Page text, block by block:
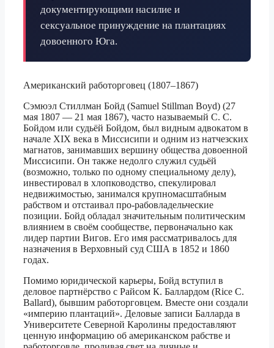
документирующими насилие и
сексуальное принуждение на плантациях
довоенного Юга.
Американский работорговец (1807–1867)
Сэмюэл Стиллман Бойд (Samuel Stillman Boyd) (27
мая 1807 — 21 мая 1867), часто называемый С. С.
Бойдом или судьёй Бойдом, был видным адвокатом в
начале XIX века в Миссисипи и одним из натчезских
магнатов, занимавших вершину общества довоенной
Миссисипи. Он также недолго служил судьёй
(возможно, только по одному специальному делу),
инвестировал в хлопководство, спекулировал
недвижимостью, занимался крупномасштабным
рабством и отстаивал про-рабовладельческие
позиции. Бойд обладал значительным политическим
влиянием в своём сообществе, первоначально как
лидер партии Вигов. Его имя рассматривалось для
назначения в Верховный суд США в 1852 и 1860
годах.
Помимо юридической карьеры, Бойд вступил в
деловое партнёрство с Райсом К. Баллардом (Rice C.
Ballard), бывшим работорговцем. Вместе они создали
«империю плантаций». Деловые записи Балларда в
Университете Северной Каролины предоставляют
ценную информацию об американском рабстве и